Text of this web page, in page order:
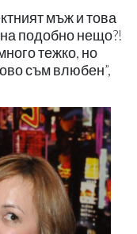
мъж и това
подобно нещо?!
тежко, но
съм влюбен”,